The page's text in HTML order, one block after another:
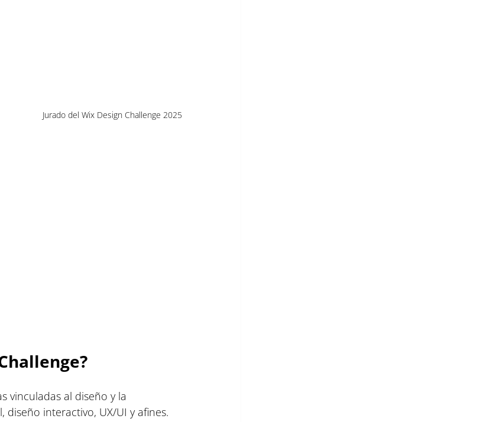
Jurado del Wix Design Challenge 2025
vinculadas al diseño y la
interactivo, UX/UI y afines.